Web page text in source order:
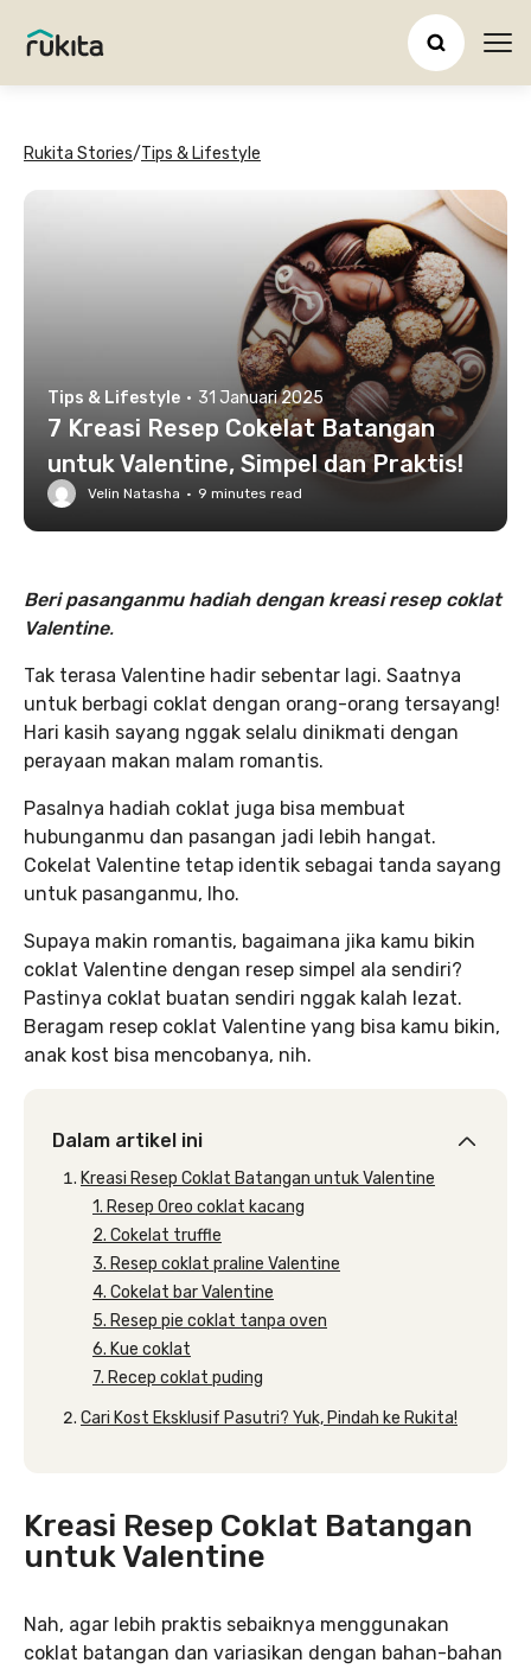
Rukita Stories/Tips & Lifestyle
Tips & Lifestyle · 31 Januari 2025
7 Kreasi Resep Cokelat Batangan
untuk Valentine, Simpel dan Praktis!
Velin Natasha · 9 minutes read
Beri pasanganmu hadiah dengan kreasi resep coklat
Valentine.
Tak terasa Valentine hadir sebentar lagi. Saatnya
untuk berbagi coklat dengan orang-orang tersayang!
Hari kasih sayang nggak selalu dinikmati dengan
perayaan makan malam romantis.
Pasalnya hadiah coklat juga bisa membuat
hubunganmu dan pasangan jadi lebih hangat.
Cokelat Valentine tetap identik sebagai tanda sayang
untuk pasanganmu, lho.
Supaya makin romantis, bagaimana jika kamu bikin
coklat Valentine dengan resep simpel ala sendiri?
Pastinya coklat buatan sendiri nggak kalah lezat.
Beragam resep coklat Valentine yang bisa kamu bikin,
anak kost bisa mencobanya, nih.
Dalam artikel ini
Kreasi Resep Coklat Batangan untuk Valentine
1. Resep Oreo coklat kacang
2. Cokelat truffle
3. Resep coklat praline Valentine
4. Cokelat bar Valentine
5. Resep pie coklat tanpa oven
6. Kue coklat
7. Recep coklat puding
Cari Kost Eksklusif Pasutri? Yuk, Pindah ke Rukita!
Kreasi Resep Coklat Batangan
untuk Valentine
Nah, agar lebih praktis sebaiknya menggunakan
coklat batangan dan variasikan dengan bahan-bahan